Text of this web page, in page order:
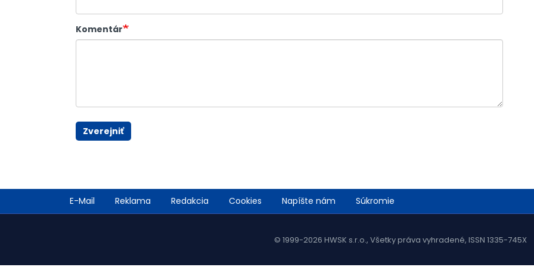
Komentár
Zverejniť
Footer
menu
E-Mail Reklama Redakcia Cookies Napíšte nám Súkromie
© 1999-2026 HWSK s.r.o., Všetky práva vyhradené, ISSN 1335-745X